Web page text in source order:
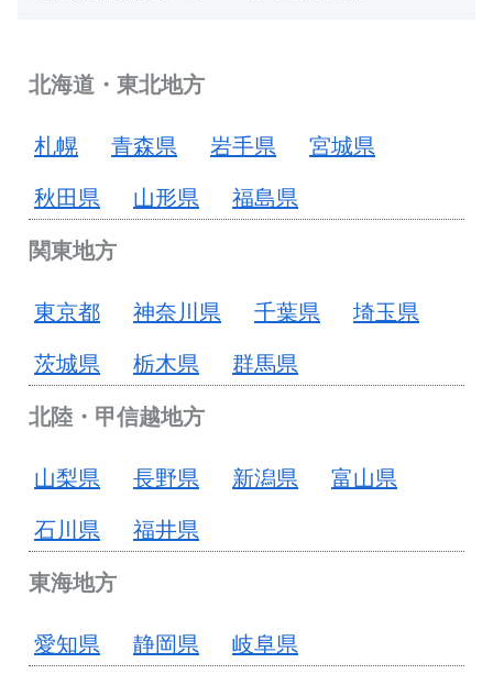
北海道・東北地方
札幌 青森県 岩手県 宮城県
秋田県 山形県 福島県
関東地方
東京都 神奈川県 千葉県 埼玉県
茨城県 栃木県 群馬県
北陸・甲信越地方
山梨県 長野県 新潟県 富山県
石川県 福井県
東海地方
愛知県 静岡県 岐阜県